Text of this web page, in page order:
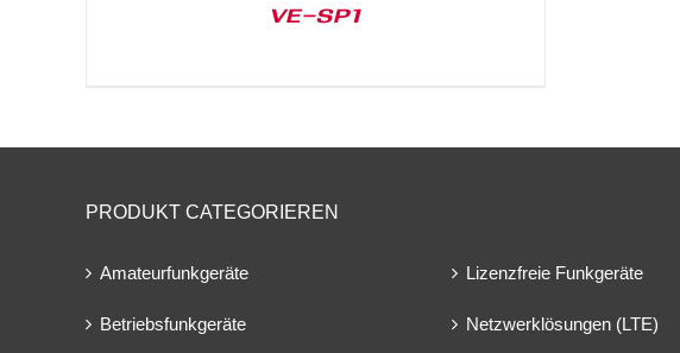
VE-SP1
PRODUKT CATEGORIEREN
Amateurfunkgeräte
Betriebsfunkgeräte
Lizenzfreie Funkgeräte
Netzwerklösungen (LTE)